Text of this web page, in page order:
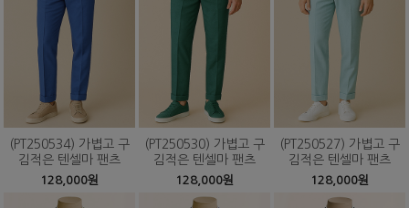
(PT250534) 가볍고 구
김적은 텐셀마 팬츠
128,000원
(PT250530) 가볍고 구
김적은 텐셀마 팬츠
128,000원
(PT250527) 가볍고 구
김적은 텐셀마 팬츠
128,000원